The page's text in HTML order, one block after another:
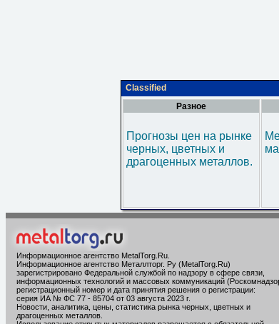
Classified
Разное
Прогнозы цен на рынке
черных, цветных и
драгоценных металлов.
Информационное агентство MetalTorg.Ru
Информационное агентство Металлторг. Ру (MetalTorg.Ru)
зарегистрировано Федеральной службой по надзору в сфере связи,
информационных технологий и массовых коммуникаций
регистрационный номер и дата принятия решения о регистрации:
серия ИА № ФС 77 - 85704 от 03 августа 2023 г.
Новости, аналитика, цены, статистика рынка черных, цветных и
драгоценных металлов.